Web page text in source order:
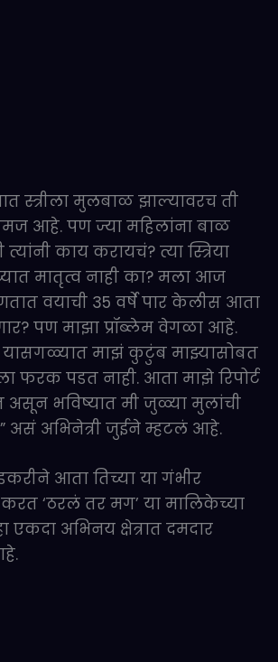
स्त्रीला मुलबाळ झाल्यावरच ती
आहे. पण ज्या महिलांना बाळ
काय करायचं? त्या स्त्रिया
मातृत्व नाही का? मला आज
वयाची 35 वर्षे पार केलीस आता
पण माझा प्रॉब्लेम वेगळा आहे.
यासगळ्यात माझं कुटुंब माझ्यासोबत
फरक पडत नाही. आता माझे रिपोर्ट
भविष्यात मी जुळ्या मुलांची
असं अभिनेत्री जुईने म्हटलं आहे.
आता तिच्या या गंभीर
‘ठरलं तर मग’ या मालिकेच्या
एकदा अभिनय क्षेत्रात दमदार